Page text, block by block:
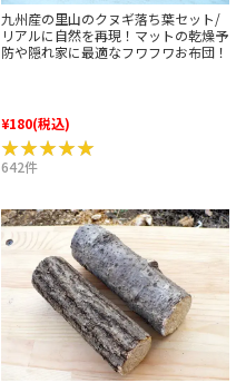
九州産の里山のクヌギ落ち葉セット/
リアルに自然を再現！マットの乾燥予
防や隠れ家に最適なフワフワお布団！
¥180(税込)
★★★★★
★★★★★
642件